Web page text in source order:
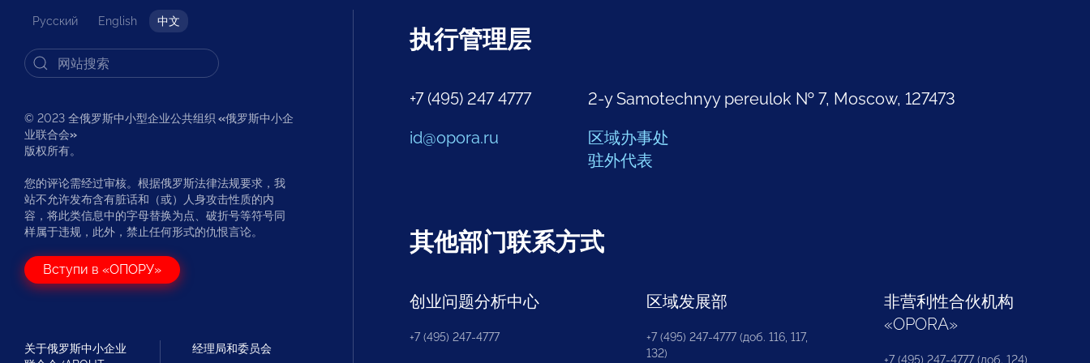
Русский English 中文
© 2023 全俄罗斯中小型企业公共组织 «俄罗斯中小企
业联合会»
版权所有。
您的评论需经过审核。根据俄罗斯法律法规要求，我
站不允许发布含有脏话和（或）人身攻击性质的内
容，将此类信息中的字母替换为点、破折号等符号同
样属于违规，此外，禁止任何形式的仇恨言论。
Вступи в «ОПОРУ»
关于俄罗斯中小企业
经理局和委员会
执行管理层
+7 (495) 247 4777
id@opora.ru
2-y Samotechnyy pereulok № 7, Moscow, 127473
区域办事处
驻外代表
其他部门联系方式
创业问题分析中心
+7 (495) 247-4777
区域发展部
+7 (495) 247-4777 (доб. 116, 117,
132)
非营利性合伙机构
«OPORA»
+7 (495) 247-4777 (доб. 124)